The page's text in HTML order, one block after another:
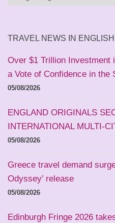
TRAVEL NEWS IN ENGLISH
Over $1 Trillion Investment
a Vote of Confidence in the
05/08/2026
ENGLAND ORIGINALS
INTERNATIONAL MULTI-
05/08/2026
Greece travel demand
Odyssey’ release
05/08/2026
Edinburgh Fringe 2026